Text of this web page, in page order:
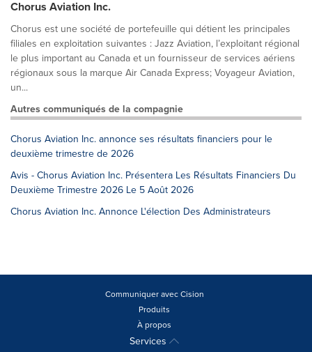
Chorus Aviation Inc.
Chorus est une société de portefeuille qui détient les principales
filiales en exploitation suivantes : Jazz Aviation, l’exploitant régional
le plus important au Canada et un fournisseur de services aériens
régionaux sous la marque Air Canada Express; Voyageur Aviation,
un...
Autres communiqués de la compagnie
Chorus Aviation Inc. annonce ses résultats financiers pour le
deuxième trimestre de 2026
Avis - Chorus Aviation Inc. Présentera Les Résultats Financiers Du
Deuxième Trimestre 2026 Le 5 Août 2026
Chorus Aviation Inc. Annonce L'élection Des Administrateurs
Communiquer avec Cision
Produits
À propos
Services